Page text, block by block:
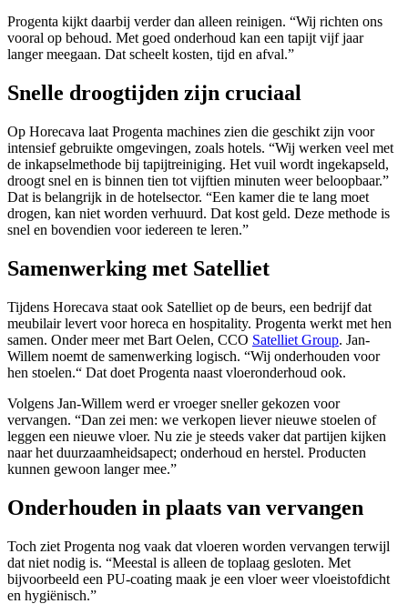
Progenta kijkt daarbij verder dan alleen reinigen. “Wij richten ons
vooral op behoud. Met goed onderhoud kan een tapijt vijf jaar
langer meegaan. Dat scheelt kosten, tijd en afval.”
Snelle droogtijden zijn cruciaal
Op Horecava laat Progenta machines zien die geschikt zijn voor
intensief gebruikte omgevingen, zoals hotels. “Wij werken veel met
de inkapselmethode bij tapijtreiniging. Het vuil wordt ingekapseld,
droogt snel en is binnen tien tot vijftien minuten weer beloopbaar.”
Dat is belangrijk in de hotelsector. “Een kamer die te lang moet
drogen, kan niet worden verhuurd. Dat kost geld. Deze methode is
snel en bovendien voor iedereen te leren.”
Samenwerking met Satelliet
Tijdens Horecava staat ook Satelliet op de beurs, een bedrijf dat
meubilair levert voor horeca en hospitality. Progenta werkt met hen
samen. Onder meer met Bart Oelen, CCO Satelliet Group. Jan-
Willem noemt de samenwerking logisch. “Wij onderhouden voor
hen stoelen.“ Dat doet Progenta naast vloeronderhoud ook.
Volgens Jan-Willem werd er vroeger sneller gekozen voor
vervangen. “Dan zei men: we verkopen liever nieuwe stoelen of
leggen een nieuwe vloer. Nu zie je steeds vaker dat partijen kijken
naar het duurzaamheidsapect; onderhoud en herstel. Producten
kunnen gewoon langer mee.”
Onderhouden in plaats van vervangen
Toch ziet Progenta nog vaak dat vloeren worden vervangen terwijl
dat niet nodig is. “Meestal is alleen de toplaag gesloten. Met
bijvoorbeeld een PU-coating maak je een vloer weer vloeistofdicht
en hygiënisch.”